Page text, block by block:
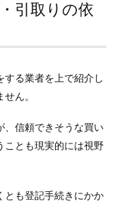
引取りの依
する業者を上で紹介し
ん。
、信頼できそうな買い
ことも現実的には視野
とも登記手続きにかか